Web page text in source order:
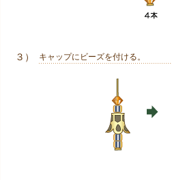
３） キャップにビーズを付ける。